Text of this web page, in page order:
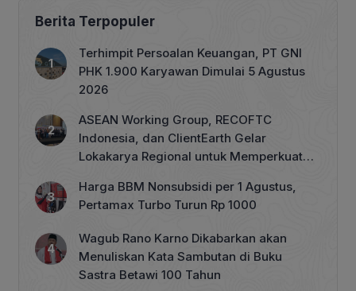
Berita Terpopuler
Terhimpit Persoalan Keuangan, PT GNI
PHK 1.900 Karyawan Dimulai 5 Agustus
2026
ASEAN Working Group, RECOFTC
Indonesia, dan ClientEarth Gelar
Lokakarya Regional untuk Memperkuat
Harga BBM Nonsubsidi per 1 Agustus,
Pertamax Turbo Turun Rp 1000
Wagub Rano Karno Dikabarkan akan
Menuliskan Kata Sambutan di Buku
Sastra Betawi 100 Tahun